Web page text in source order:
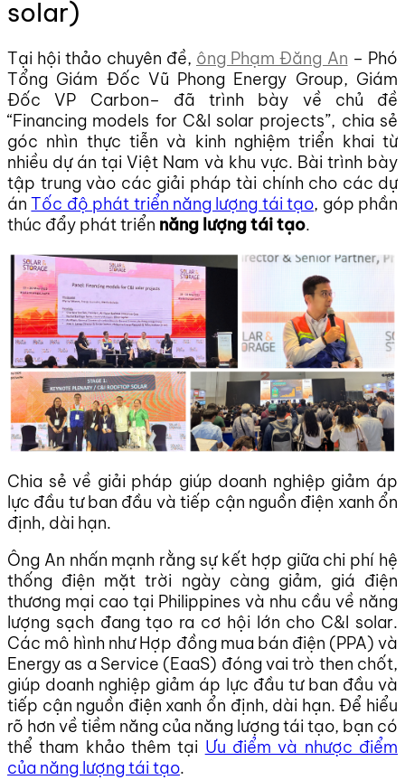
solar)
Tại hội thảo chuyên đề, ông Phạm Đăng An – Phó
Tổng Giám Đốc Vũ Phong Energy Group, Giám
Đốc VP Carbon– đã trình bày về chủ đề
“Financing models for C&I solar projects”, chia sẻ
góc nhìn thực tiễn và kinh nghiệm triển khai từ
nhiều dự án tại Việt Nam và khu vực. Bài trình bày
tập trung vào các giải pháp tài chính cho các dự
ánTốc độ phát triển năng lượng tái tạo, góp phần
thúc đẩy phát triển năng lượng tái tạo.
Chia sẻ về giải pháp giúp doanh nghiệp giảm áp
lực đầu tư ban đầu và tiếp cận nguồn điện xanh ổn
định, dài hạn.
Ông An nhấn mạnh rằng sự kết hợp giữa chi phí hệ
thống điện mặt trời ngày càng giảm, giá điện
thương mại cao tại Philippines và nhu cầu về năng
lượng sạch đang tạo ra cơ hội lớn cho C&I solar.
Các mô hình như Hợp đồng mua bán điện (PPA) và
Energy as a Service (EaaS) đóng vai trò then chốt,
giúp doanh nghiệp giảm áp lực đầu tư ban đầu và
tiếp cận nguồn điện xanh ổn định, dài hạn. Để hiểu
rõ hơn về tiềm năng của năng lượng tái tạo, bạn có
thể tham khảo thêm tại Ưu điểm và nhược điểm
của năng lượng tái tạo.